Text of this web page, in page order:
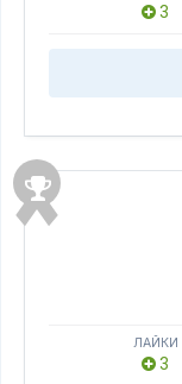
3
ЛАЙКИ
3